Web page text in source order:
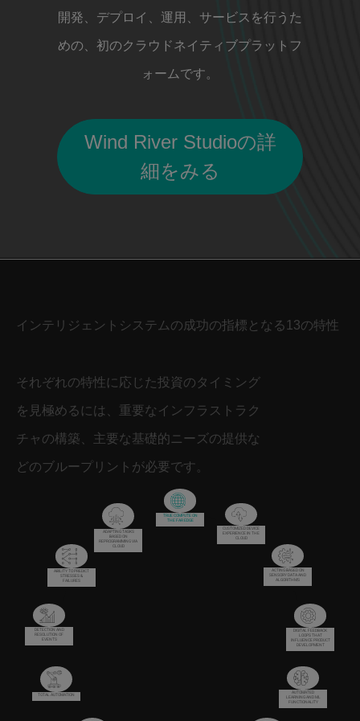
開発、デプロイ、運用、サービスを行うた
めの、初のクラウドネイティブプラットフ
ォームです。
Wind River Studioの詳
細をみる
インテリジェントシステムの成功の指標となる13の特性
それぞれの特性に応じた投資のタイミング
を見極めるには、重要なインフラストラク
チャの構築、主要な基礎的ニーズの提供な
どのブループリントが必要です。
TRUE COMPUTE ON
THE FAR EDGE
CUSTOMIZED DEVICE
EXPERIENCE IN THE
CLOUD
ACTING BASED ON
SENSORY DATA AND
ALGORITHMS
DIGITAL FEEDBACK
LOOPS THAT
INFLUENCE PRODUCT
DEVELOPMENT
AUTOMATED
LEARNING AND ML
FUNCTIONALITY
TOTAL AUTOMATION
DETECTION AND
RESOLUTION OF
EVENTS
ABILITY TO PREDICT
STRESSES &
FAILURES
ADAPTING TASKS
BASED ON
REPROGRAMMING VIA
CLOUD